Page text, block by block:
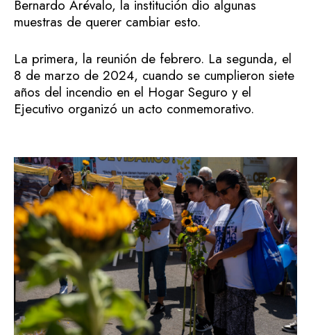
Bernardo Arévalo, la institución dio algunas
muestras de querer cambiar esto.
La primera, la reunión de febrero. La segunda, el
8 de marzo de 2024, cuando se cumplieron siete
años del incendio en el Hogar Seguro y el
Ejecutivo organizó un acto conmemorativo.